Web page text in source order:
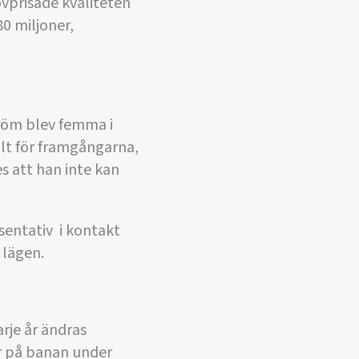
miljoner,
blev femma i
för framgångarna,
att han inte kan
 i kontakt
år ändras
banan under